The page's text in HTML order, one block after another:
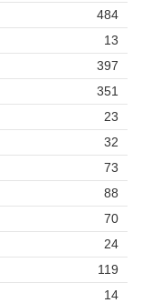
484
13
397
351
23
32
73
88
70
24
119
14